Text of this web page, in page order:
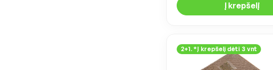
Į krepšelį
2+1. *Į krepšelį dėti 3 vnt